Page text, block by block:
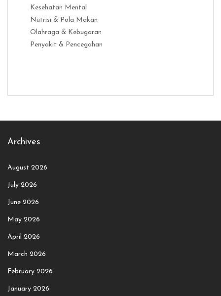
Kesehatan Mental
Nutrisi & Pola Makan
Olahraga & Kebugaran
Penyakit & Pencegahan
Archives
August 2026
July 2026
June 2026
May 2026
April 2026
March 2026
February 2026
January 2026